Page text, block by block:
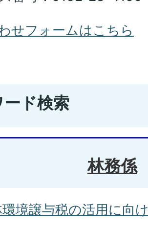
せフォームはこちら
ード検索
林務係
境譲与税の活用に向